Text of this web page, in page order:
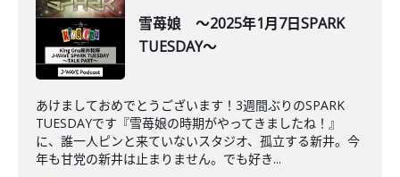
雪苺娘 ～2025年1月7日SPARK
TUESDAY～
あけましておめでとうございます！3週間ぶりのSPARK
TUESDAYです『雪苺娘の時期がやってきましたね！』
に、誰一人ピンと来ていないスタジオ、孤立する新井。今
年も甘党の新井は止まりません。でも好き...